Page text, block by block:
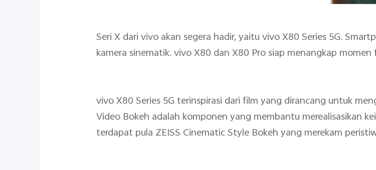
Seri X dari vivo akan segera hadir, yaitu vivo X80 Series 5G.
kamera sinematik. vivo X80 dan X80 Pro siap menangkap
vivo X80 Series 5G terinspirasi dari film yang dirancang untuk
Video Bokeh adalah komponen yang membantu merealisasikan
terdapat pula ZEISS Cinematic Style Bokeh yang merekam